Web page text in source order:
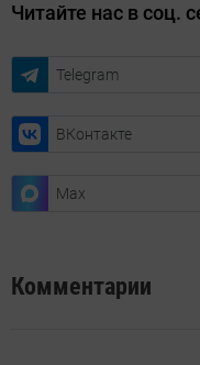
Читайте нас в соц.
Telegram
ВКонтакте
Max
Комментарии